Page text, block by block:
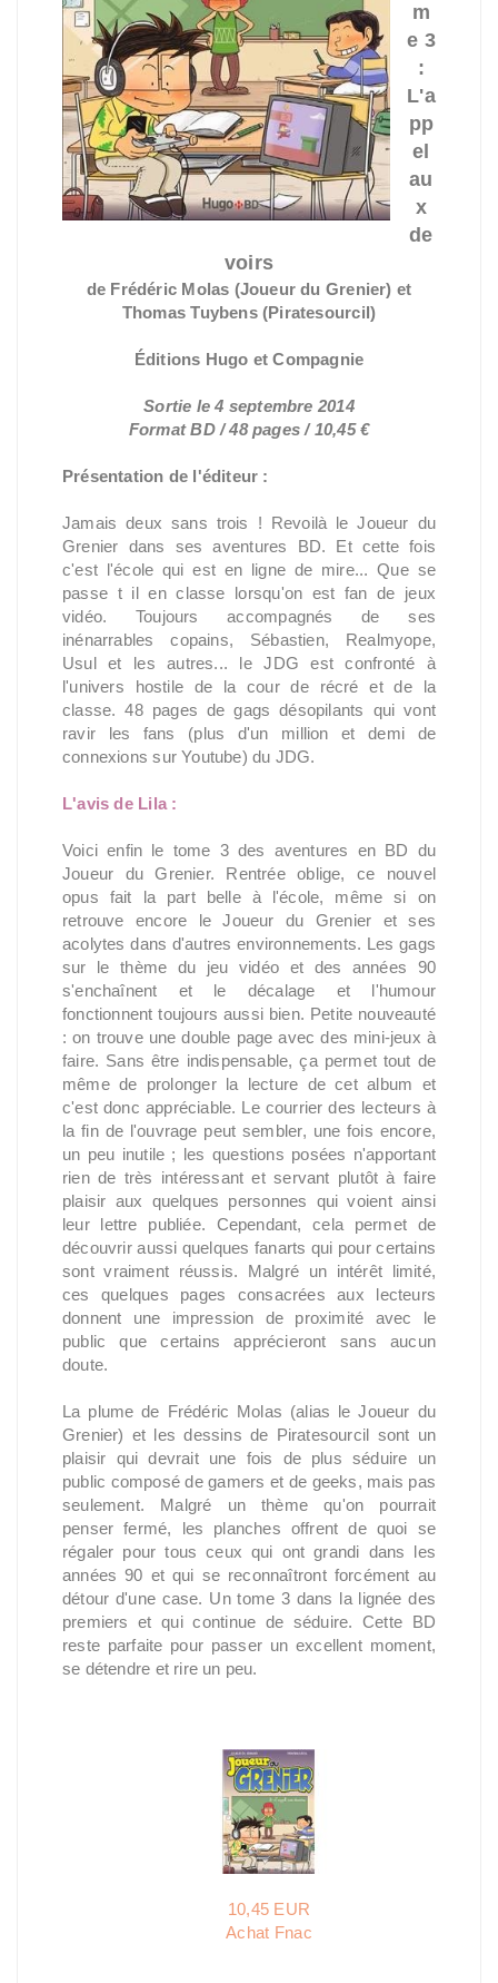
m
e 3
:
L'a
pp
el
au
x
de
voirs
de Frédéric Molas (Joueur du Grenier) et
Thomas Tuybens (Piratesourcil)
Éditions Hugo et Compagnie
Sortie le 4 septembre 2014
Format BD / 48 pages / 10,45 €
Présentation de l'éditeur :
Jamais deux sans trois ! Revoilà le Joueur du
Grenier dans ses aventures BD. Et cette fois
c'est l'école qui est en ligne de mire... Que se
passe t il en classe lorsqu'on est fan de jeux
vidéo. Toujours accompagnés de ses
inénarrables copains, Sébastien, Realmyope,
Usul et les autres... le JDG est confronté à
l'univers hostile de la cour de récré et de la
classe. 48 pages de gags désopilants qui vont
ravir les fans (plus d'un million et demi de
connexions sur Youtube) du JDG.
L'avis de Lila :
Voici enfin le tome 3 des aventures en BD du
Joueur du Grenier. Rentrée oblige, ce nouvel
opus fait la part belle à l'école, même si on
retrouve encore le Joueur du Grenier et ses
acolytes dans d'autres environnements. Les gags
sur le thème du jeu vidéo et des années 90
s'enchaînent et le décalage et l'humour
fonctionnent toujours aussi bien. Petite nouveauté
: on trouve une double page avec des mini-jeux à
faire. Sans être indispensable, ça permet tout de
même de prolonger la lecture de cet album et
c'est donc appréciable. Le courrier des lecteurs à
la fin de l'ouvrage peut sembler, une fois encore,
un peu inutile ; les questions posées n'apportant
rien de très intéressant et servant plutôt à faire
plaisir aux quelques personnes qui voient ainsi
leur lettre publiée. Cependant, cela permet de
découvrir aussi quelques fanarts qui pour certains
sont vraiment réussis. Malgré un intérêt limité,
ces quelques pages consacrées aux lecteurs
donnent une impression de proximité avec le
public que certains apprécieront sans aucun
doute.
La plume de Frédéric Molas (alias le Joueur du
Grenier) et les dessins de Piratesourcil sont un
plaisir qui devrait une fois de plus séduire un
public composé de gamers et de geeks, mais pas
seulement. Malgré un thème qu'on pourrait
penser fermé, les planches offrent de quoi se
régaler pour tous ceux qui ont grandi dans les
années 90 et qui se reconnaîtront forcément au
détour d'une case. Un tome 3 dans la lignée des
premiers et qui continue de séduire. Cette BD
reste parfaite pour passer un excellent moment,
se détendre et rire un peu.
10,45 EUR
Achat Fnac